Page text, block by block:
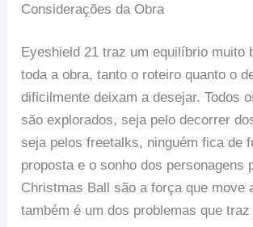
Considerações da Obra
Eyeshield 21 traz um equilíbrio muito
toda a obra, tanto o roteiro quanto o
dificilmente deixam a desejar. Todos
são explorados, seja pelo decorrer
seja pelos freetalks, ninguém fica de
proposta e o sonho dos personagens
Christmas Ball são a força que move
também é um dos problemas que